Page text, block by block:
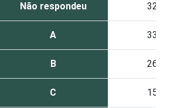
Não respondeu 32
A 33
B 26
C 15